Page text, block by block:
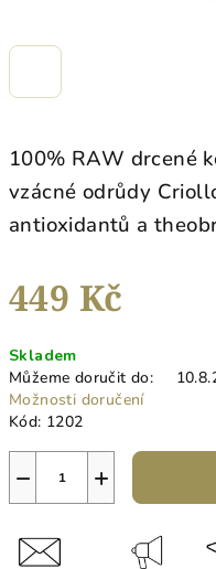
100% RAW drcené
vzácné odrůdy
antioxidantů a
449 Kč
cena:
Skladem
Můžeme doručit do:
Možnosti doručení
Kód: 1202
+
−